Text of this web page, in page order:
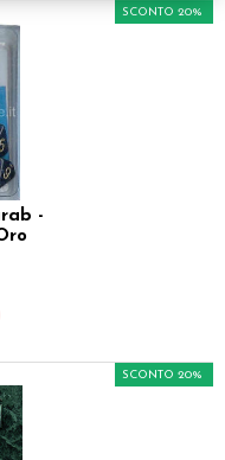
-
SCONTO 20%
SCONTO 20%